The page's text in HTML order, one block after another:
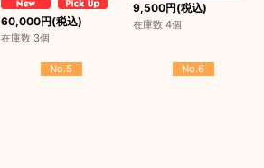
60,000円(税込)
在庫数 3個
9,500円(税込)
在庫数 4個
No.5 No.6